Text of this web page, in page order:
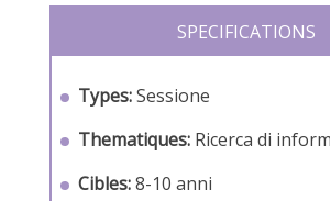
SPECIFICATIONS
Types:Sessione
Thematiques: Ricerca di
Cibles:8-10 anni